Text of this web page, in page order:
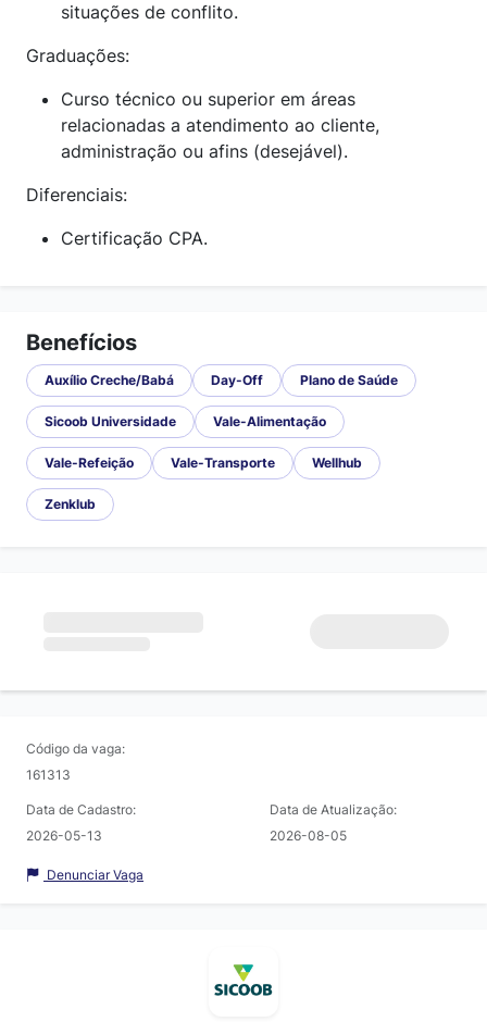
situações de conflito.
Graduações:
Curso técnico ou superior em áreas
relacionadas a atendimento ao cliente,
administração ou afins (desejável).
Diferenciais:
Certificação CPA.
Benefícios
Auxílio Creche/Babá Day-Off Plano de Saúde
Sicoob Universidade Vale-Alimentação
Vale-Refeição Vale-Transporte Wellhub
Zenklub
Código da vaga:
161313
Data de Cadastro:
2026-05-13
Data de Atualização:
2026-08-05
Denunciar Vaga